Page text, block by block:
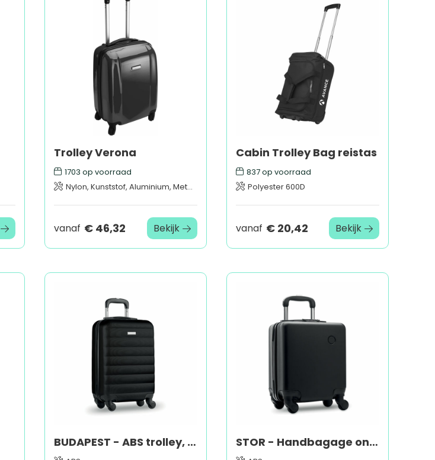
Trolley Verona
1703 op voorraad
Nylon, Kunststof, Aluminium, Metaal, PC/ABS
vanaf € 46,32 Bekijk
Cabin Trolley Bag reistas
837op voorraad
Polyester 600D
vanaf € 20,42 Bekijk
BUDAPEST - ABS trolley, 20 inch STOR - Handbagage onder stoel trolley